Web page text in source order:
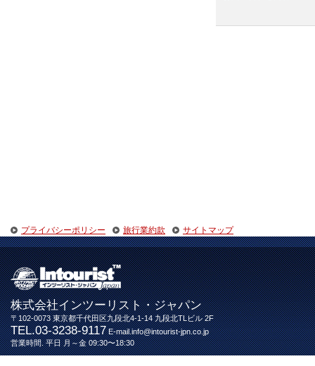
プライバシーポリシー 旅行業約款 サイトマップ
株式会社インツーリスト・ジャパン
〒102-0073 東京都千代田区九段北4-1-14 九段北TLビル 2F
TEL.03-3238-9117E-mail.info@intourist-jpn.co.jp
営業時間. 平日 月～金 09:30〜18:30